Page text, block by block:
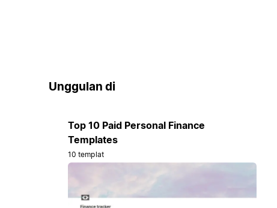
Unggulan di
Top 10 Paid Personal Finance
Templates
10 templat